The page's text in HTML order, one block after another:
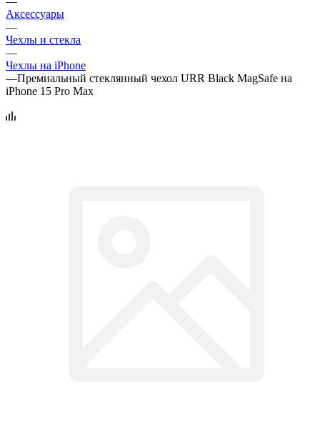
Аксессуары
—
Чехлы и стекла
—
Чехлы на iPhone
—Премиальный стеклянный чехол URR Black MagSafe на
iPhone 15 Pro Max